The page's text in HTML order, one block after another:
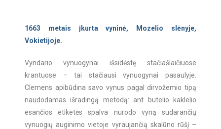
1663 metais įkurta vyninė, Mozelio slėnyje,
Vokietijoje.
Vyndario vynuogynai išsidėstę stačiašlaičiuose
krantuose – tai stačiausi vynuogynai pasaulyje.
Clemens apibūdina savo vynus pagal dirvožemio tipą
naudodamas išradingą metodą: ant butelio kaklelio
esančios etiketės spalva nurodo vyną sudarančių
vynuogių auginimo vietoje vyraujančią skalūno rūšį –